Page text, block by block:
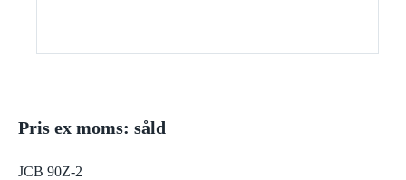
Pris ex moms: såld
JCB 90Z-2